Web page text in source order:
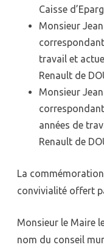
Caisse
Monsieur
travail et
Renault de
Monsieur
années de
Renault de
La
convivialité offert
Monsieur le Maire
nom du conseil